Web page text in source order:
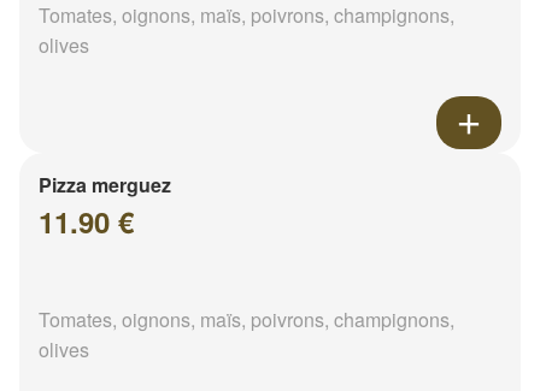
Tomates, oignons, maïs, poivrons, champignons,
olives
Pizza merguez
11.90 €
Tomates, oignons, maïs, poivrons, champignons,
olives